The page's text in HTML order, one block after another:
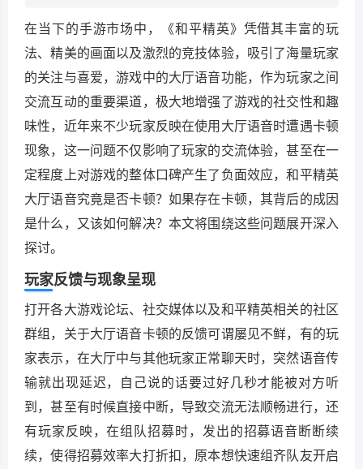
在当下的手游市场中，《和平精英》凭借其丰富的玩
法、精美的画面以及激烈的竞技体验，吸引了海量玩家
的关注与喜爱，游戏中的大厅语音功能，作为玩家之间
交流互动的重要渠道，极大地增强了游戏的社交性和趣
味性，近年来不少玩家反映在使用大厅语音时遭遇卡顿
现象，这一问题不仅影响了玩家的交流体验，甚至在一
定程度上对游戏的整体口碑产生了负面效应，和平精英
大厅语音究竟是否卡顿？如果存在卡顿，其背后的成因
是什么，又该如何解决？本文将围绕这些问题展开深入
探讨。
玩家反馈与现象呈现
打开各大游戏论坛、社交媒体以及和平精英相关的社区
群组，关于大厅语音卡顿的反馈可谓屡见不鲜，有的玩
家表示，在大厅中与其他玩家正常聊天时，突然语音传
输就出现延迟，自己说的话要过好几秒才能被对方听
到，甚至有时候直接中断，导致交流无法顺畅进行，还
有玩家反映，在组队招募时，发出的招募语音断断续
续，使得招募效率大打折扣，原本想快速组齐队友开启